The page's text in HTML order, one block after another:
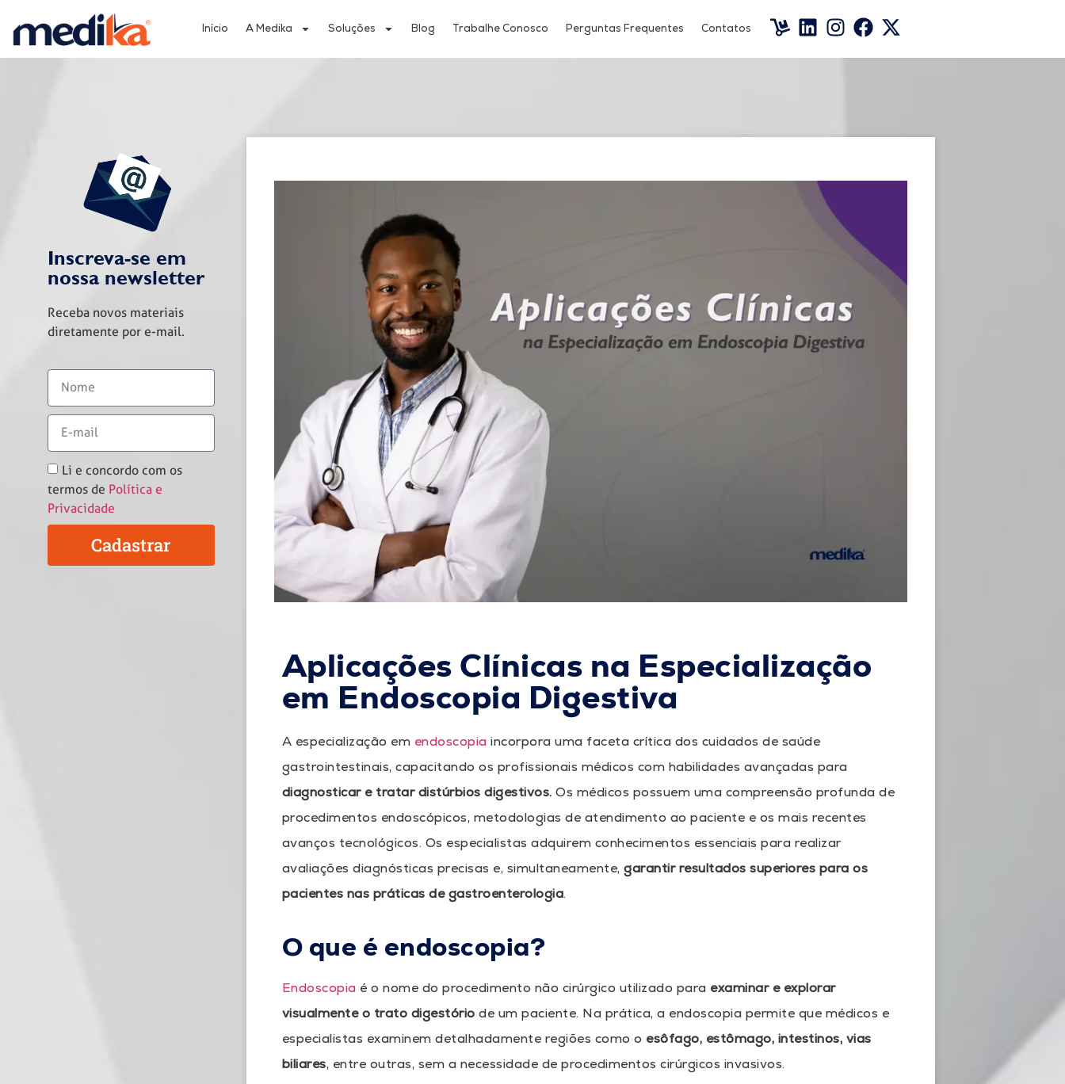
Início A Medika Soluções Blog Trabalhe Conosco Perguntas Frequentes Contatos
Inscreva-se em
nossa newsletter
Receba novos materiais
diretamente por e-mail.
Li e concordo com os
termos de Política e
Privacidade
Cadastrar
Aplicações Clínicas na Especialização
em Endoscopia Digestiva
A especialização em endoscopia incorpora uma faceta crítica dos cuidados de saúde
gastrointestinais, capacitando os profissionais médicos com habilidades avançadas para
diagnosticar e tratar distúrbios digestivos. Os médicos possuem uma compreensão profunda de
procedimentos endoscópicos, metodologias de atendimento ao paciente e os mais recentes
avanços tecnológicos. Os especialistas adquirem conhecimentos essenciais para realizar
avaliações diagnósticas precisas e, simultaneamente,garantir resultados superiores para os
pacientes nas práticas de gastroenterologia.
O que é endoscopia?
Endoscopia é o nome do procedimento não cirúrgico utilizado para examinar e explorar
visualmente o trato digestório de um paciente. Na prática, a endoscopia permite que médicos e
especialistas examinem detalhadamente regiões como o esôfago, estômago, intestinos, vias
biliares, entre outras, sem a necessidade de procedimentos cirúrgicos invasivos.